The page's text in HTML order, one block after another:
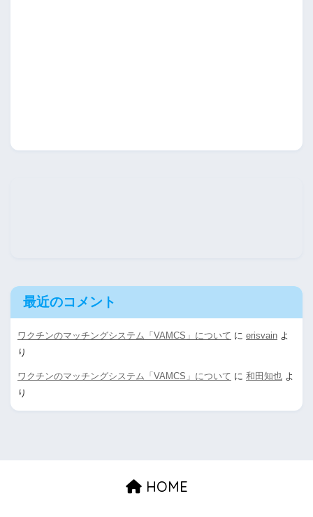
最近のコメント
ワクチンのマッチングシステム「VAMCS」について に erisvain よ
り
ワクチンのマッチングシステム「VAMCS」について に 和田知也 よ
り
HOME